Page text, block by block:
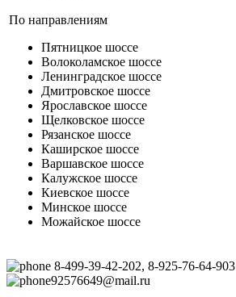
По направлениям
Пятницкое шоссе
Волоколамское шоссе
Ленинградское шоссе
Дмитровское шоссе
Ярославское шоссе
Щелковское шоссе
Рязанское шоссе
Каширское шоссе
Варшавское шоссе
Калужское шоссе
Киевское шоссе
Минское шоссе
Можайское шоссе
8-499-39-42-202, 8-925-76-64-903
92576649@mail.ru